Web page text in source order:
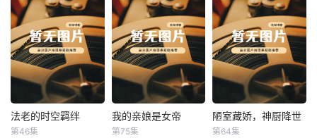
法老的时空羁绊
法老的时空羁绊
第46集
我的亲娘是女帝
我的亲娘是女帝
第75集
陋室藏娇，神厨降世
陋室藏娇，神厨降世
第64集